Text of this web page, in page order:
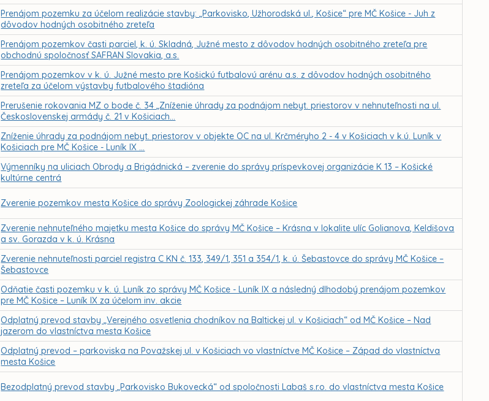
Prenájom pozemku za účelom realizácie stavby: „Parkovisko, Užhorodská ul., Košice“ pre MČ Košice - Juh z
dôvodov hodných osobitného zreteľa
Prenájom pozemkov časti parciel, k. ú. Skladná, Južné mesto z dôvodov hodných osobitného zreteľa pre
obchodnú spoločnosť SAFRAN Slovakia, a.s.
Prenájom pozemkov v k. ú. Južné mesto pre Košickú futbalovú arénu a.s. z dôvodov hodných osobitného
zreteľa za účelom výstavby futbalového štadióna
Prerušenie rokovania MZ o bode č. 34 „Zníženie úhrady za podnájom nebyt. priestorov v nehnuteľnosti na ul.
Československej armády č. 21 v Košiciach...
Zníženie úhrady za podnájom nebyt. priestorov v objekte OC na ul. Krčméryho 2 - 4 v Košiciach v k.ú. Luník v
Košiciach pre MČ Košice - Luník IX ...
Výmenníky na uliciach Obrody a Brigádnická – zverenie do správy príspevkovej organizácie K 13 – Košické
kultúrne centrá
Zverenie pozemkov mesta Košice do správy Zoologickej záhrade Košice
Zverenie nehnuteľného majetku mesta Košice do správy MČ Košice – Krásna v lokalite ulíc Golianova, Keldišova
a sv. Gorazda v k. ú. Krásna
Zverenie nehnuteľnosti parciel registra C KN č. 133, 349/1, 351 a 354/1, k. ú. Šebastovce do správy MČ Košice –
Šebastovce
Odňatie časti pozemku v k. ú. Luník zo správy MČ Košice - Luník IX a následný dlhodobý prenájom pozemkov
pre MČ Košice – Luník IX za účelom inv. akcie
Odplatný prevod stavby „Verejného osvetlenia chodníkov na Baltickej ul. v Košiciach“ od MČ Košice – Nad
jazerom do vlastníctva mesta Košice
Odplatný prevod – parkoviska na Považskej ul. v Košiciach vo vlastníctve MČ Košice – Západ do vlastníctva
mesta Košice
Bezodplatný prevod stavby „Parkovisko Bukovecká“ od spoločnosti Labaš s.r.o. do vlastníctva mesta Košice